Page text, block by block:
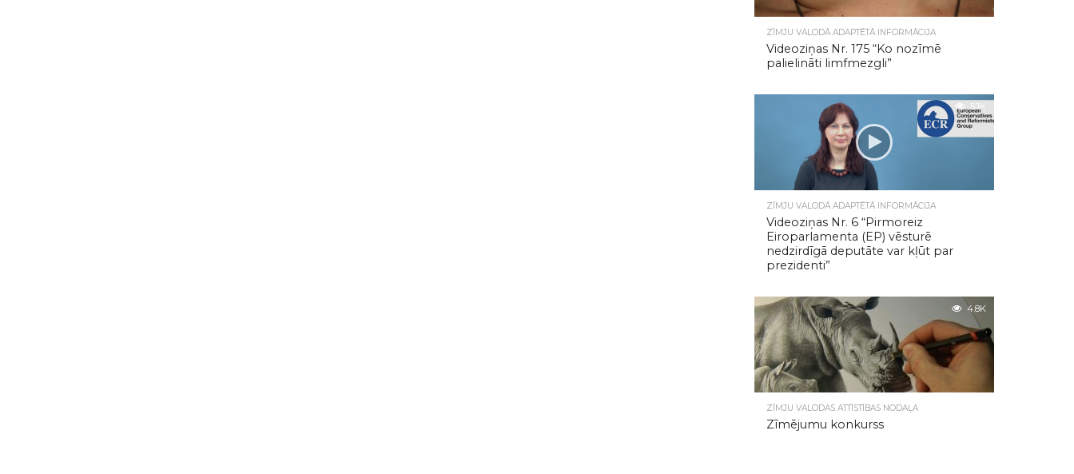
ZĪMJU VALODĀ ADAPTĒTĀ INFORMĀCIJA
Videoziņas Nr. 175 “Ko nozīmē
palielināti limfmezgli”
5.1K
ZĪMJU VALODĀ ADAPTĒTĀ INFORMĀCIJA
Videoziņas Nr. 6 “Pirmoreiz
Eiroparlamenta (EP) vēsturē
nedzirdīgā deputāte var kļūt par
prezidenti”
4.8K
ZĪMJU VALODAS ATTĪSTĪBAS NODAĻA
Zīmējumu konkurss